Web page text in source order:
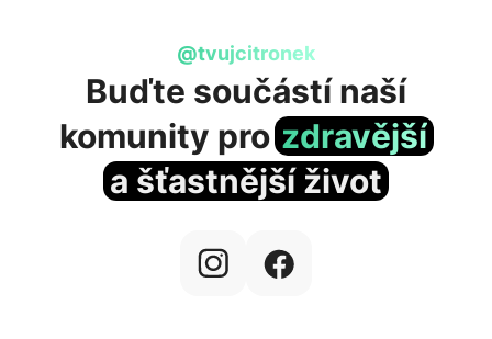
@tvujcitronek
Buďte součástí naší
komunity pro zdravější
a šťastnější život